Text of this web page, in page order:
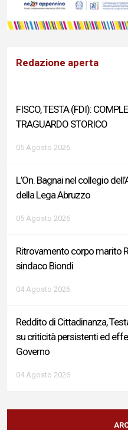
Redazione aperta
FISCO, TESTA (FDI):
TRAGUARDO STORICO
05 Agosto 2026
L’On. Bagnai nel collegio
della Lega Abruzzo
05 Agosto 2026
Ritrovamento corpo marito
sindaco Biondi
04 Agosto 2026
Reddito di Cittadinanza,
su criticità persistenti ed
Governo
04 Agosto 2026
Sigismondi, Liris e Testa:
Ministro Roccella e alla sua